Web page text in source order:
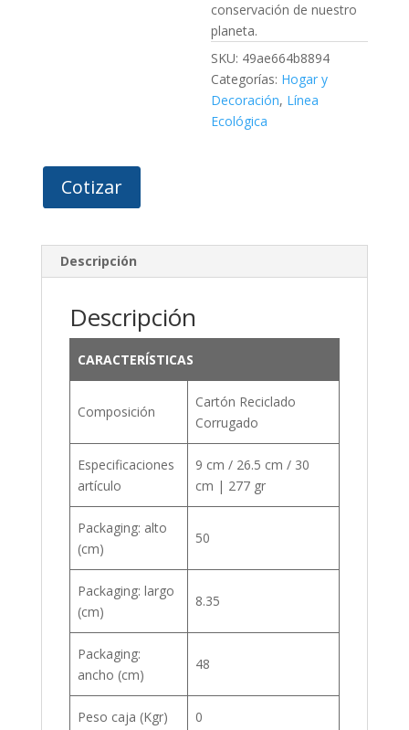
conservación de nuestro
planeta.
SKU: 49ae664b8894
Categorías: Hogar y
Decoración, Línea
Ecológica
Cotizar
Descripción
Descripción
CARACTERÍSTICAS
Composición
Cartón Reciclado
Corrugado
Especificaciones
artículo
9 cm / 26.5 cm / 30
cm | 277 gr
Packaging: alto
(cm)
50
Packaging: largo
(cm)
8.35
Packaging:
ancho (cm)
48
Peso caja (Kgr) 0